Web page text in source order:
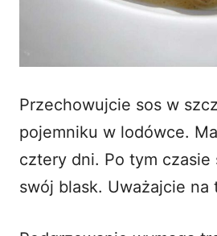
Przechowujcie sos w
pojemniku w lodówce.
cztery dni. Po tym czasie
swój blask. Uważajcie na